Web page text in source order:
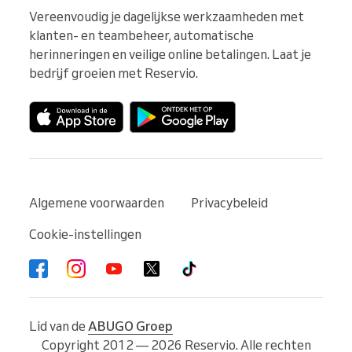
Vereenvoudig je dagelijkse werkzaamheden met
klanten- en teambeheer, automatische
herinneringen en veilige online betalingen. Laat je
bedrijf groeien met Reservio.
Algemene voorwaarden
Privacybeleid
Cookie-instellingen
Lid van de ABUGO Groep
Copyright 2012 — 2026 Reservio. Alle rechten